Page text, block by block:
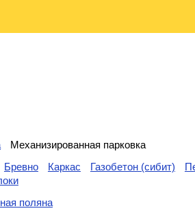
Механизированная парковка
Бревно Каркас Газобетон (сибит)
поляна